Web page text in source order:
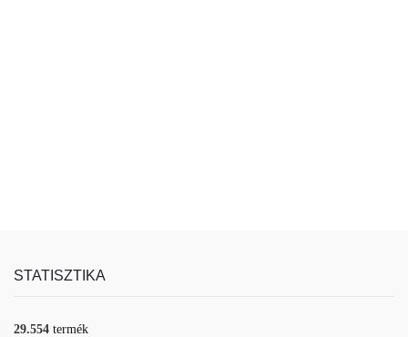
STATISZTIKA
29.554 termék